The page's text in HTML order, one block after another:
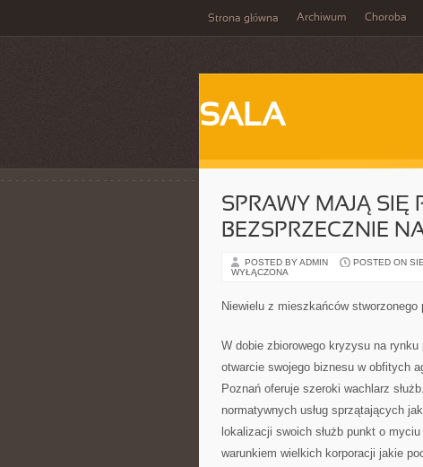
Strona główna Archiwum Choroba
SALA
SPRAWY MAJĄ SIĘ
BEZSPRZECZNIE
POSTED BY ADMIN POSTED ON
WYŁĄCZONA
Niewielu z mieszkańców
W dobie zbiorowego kryzysu na
otwarcie swojego biznesu w obfitych
Poznań oferuje szeroki wachlarz
normatywnych usług sprzątających
lokalizacji swoich służb punkt o
warunkiem wielkich korporacji jakie